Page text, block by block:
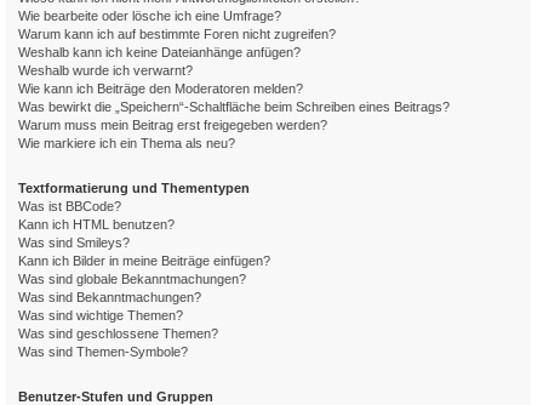
Wie bearbeite oder lösche ich eine Umfrage?
Warum kann ich auf bestimmte Foren nicht zugreifen?
Weshalb kann ich keine Dateianhänge anfügen?
Weshalb wurde ich verwarnt?
Wie kann ich Beiträge den Moderatoren melden?
Was bewirkt die „Speichern“-Schaltfläche beim Schreiben eines Beitrags?
Warum muss mein Beitrag erst freigegeben werden?
Wie markiere ich ein Thema als neu?
Textformatierung und Thementypen
Was ist BBCode?
Kann ich HTML benutzen?
Was sind Smileys?
Kann ich Bilder in meine Beiträge einfügen?
Was sind globale Bekanntmachungen?
Was sind Bekanntmachungen?
Was sind wichtige Themen?
Was sind geschlossene Themen?
Was sind Themen-Symbole?
Benutzer-Stufen und Gruppen